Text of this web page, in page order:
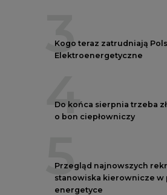
3
Kogo teraz zatrudniają
Elektroenergetyczne
4
Do końca sierpnia trzeba
o bon ciepłowniczy
5
Przegląd najnowszych
stanowiska kierownicze w
energetyce